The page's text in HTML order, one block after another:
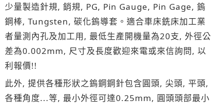
少量製造針規, 銷規, PG, Pin Gauge, Pin Gage, 鎢
鋼棒, Tungsten, 碳化鎢導套。適合車床銑床加工業
者量測內孔及加工用, 最低生產開機量為20支, 外徑公
差為0.002mm, 尺寸及長度歡迎來電或來信詢問, 以
利報價!!
此外, 提供各種形狀之鎢鋼鋼針包含圓頭, 尖頭, 平頭,
各種角度...等, 最小外徑可達0.25mm, 圓頭頭部最小